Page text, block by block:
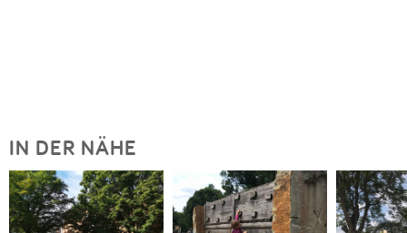
IN DER NÄHE